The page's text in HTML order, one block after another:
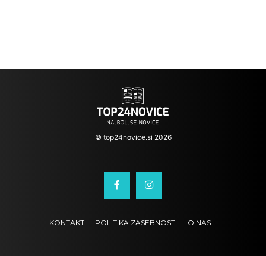
© top24novice.si 2026
KONTAKT POLITIKA ZASEBNOSTI O NAS